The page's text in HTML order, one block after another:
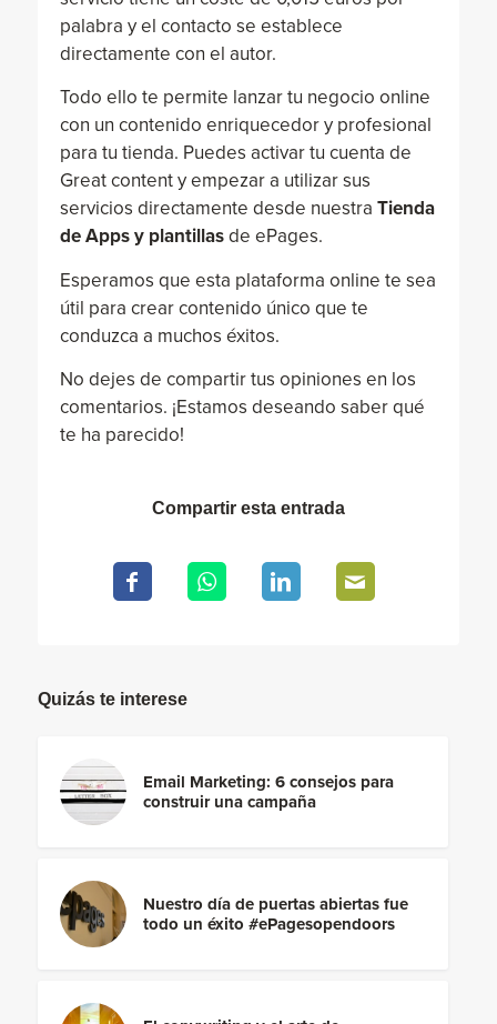
palabra y el contacto se establece
directamente con el autor.
Todo ello te permite lanzar tu negocio online
con un contenido enriquecedor y profesional
para tu tienda. Puedes activar tu cuenta de
Great content y empezar a utilizar sus
servicios directamente desde nuestra Tienda
de Apps y plantillasde ePages.
Esperamos que esta plataforma online te sea
útil para crear contenido único que te
conduzca a muchos éxitos.
No dejes de compartir tus opiniones en los
comentarios. ¡Estamos deseando saber qué
te ha parecido!
Compartir esta entrada
Quizás te interese
Email Marketing: 6 consejos para
construir una campaña
Nuestro día de puertas abiertas fue
todo un éxito #ePagesopendoors